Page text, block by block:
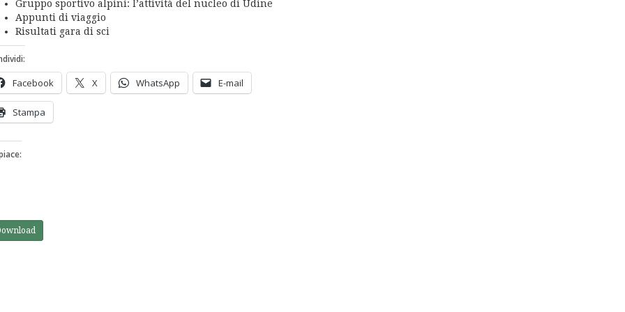
Gruppo sportivo alpini: l’attività del nucleo di Udine
Appunti di viaggio
Risultati gara di sci
Facebook X WhatsApp E-mail
Stampa